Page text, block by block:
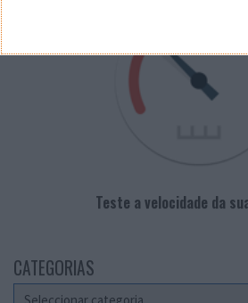
Teste a velocidade da
CATEGORIAS
Categorias